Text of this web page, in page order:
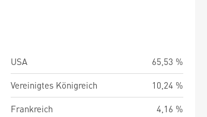
USA
65,53 %
Vereinigtes Königreich
10,24 %
Frankreich
4,16 %